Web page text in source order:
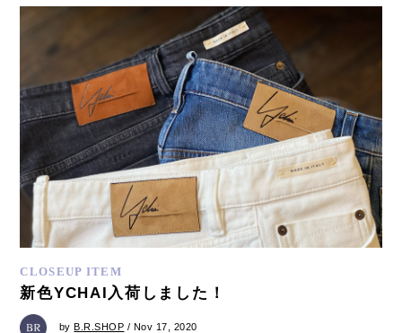
CLOSEUP ITEM
新色YCHAI入荷しました！
byB.R.SHOP / Nov 17, 2020